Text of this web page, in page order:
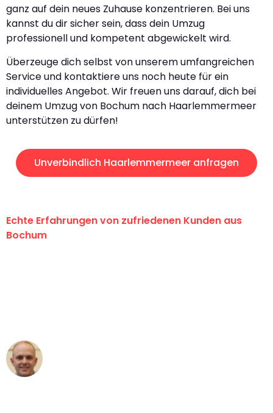
ganz auf dein neues Zuhause konzentrieren. Bei uns
kannst du dir sicher sein, dass dein Umzug
professionell und kompetent abgewickelt wird.
Überzeuge dich selbst von unserem umfangreichen
Service und kontaktiere uns noch heute für ein
individuelles Angebot. Wir freuen uns darauf, dich bei
deinem Umzug von Bochum nach Haarlemmermeer
unterstützen zu dürfen!
Unverbindlich Haarlemmermeer anfragen
Echte Erfahrungen von zufriedenen Kunden aus
Bochum